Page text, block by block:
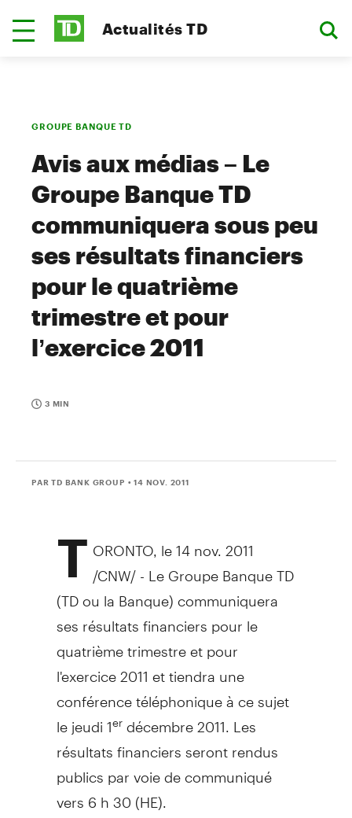
Actualités TD
GROUPE BANQUE TD
Avis aux médias – Le
Groupe Banque TD
communiquera sous peu
ses résultats financiers
pour le quatrième
trimestre et pour
l’exercice 2011
3 MIN
PAR TD BANK GROUP • 14 NOV. 2011
T ORONTO, le 14 nov. 2011
/CNW/ - Le Groupe Banque TD
(TD ou la Banque) communiquera
ses résultats financiers pour le
quatrième trimestre et pour
l'exercice 2011 et tiendra une
conférence téléphonique à ce sujet
le jeudi 1erdécembre 2011. Les
résultats financiers seront rendus
publics par voie de communiqué
vers 6 h 30 (HE).